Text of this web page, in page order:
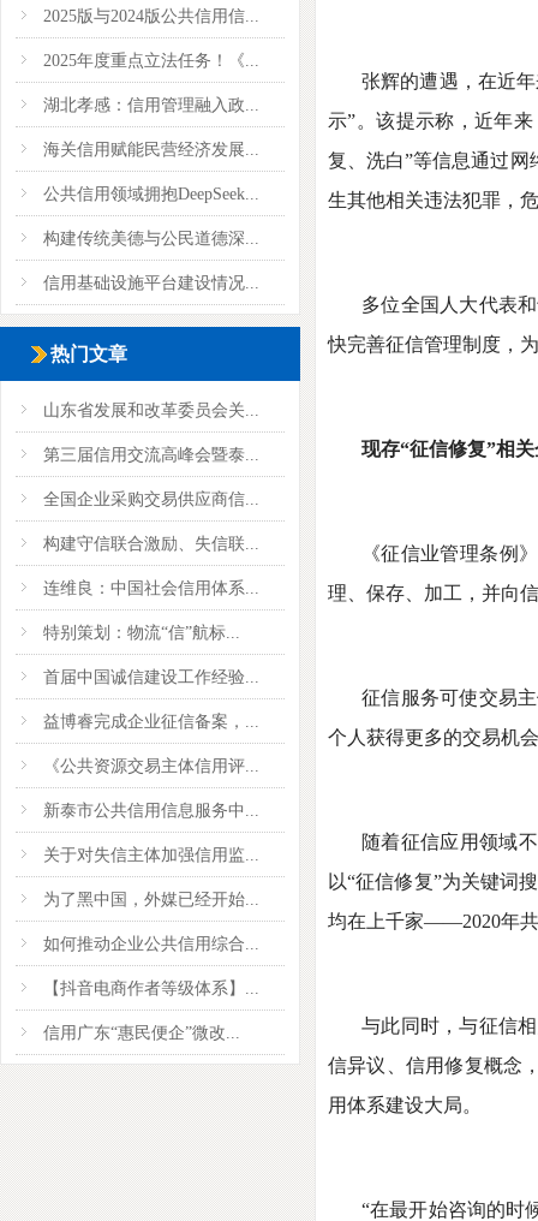
2025版与2024版公共信用信...
2025年度重点立法任务！《...
湖北孝感：信用管理融入政...
海关信用赋能民营经济发展...
公共信用领域拥抱DeepSeek...
构建传统美德与公民道德深...
信用基础设施平台建设情况...
热门文章
山东省发展和改革委员会关...
第三届信用交流高峰会暨泰...
全国企业采购交易供应商信...
构建守信联合激励、失信联...
连维良：中国社会信用体系...
特别策划：物流“信”航标...
首届中国诚信建设工作经验...
益博睿完成企业征信备案，...
《公共资源交易主体信用评...
新泰市公共信用信息服务中...
关于对失信主体加强信用监...
为了黑中国，外媒已经开始...
如何推动企业公共信用综合...
【抖音电商作者等级体系】...
信用广东“惠民便企”微改...
张辉的遭遇，在近
示”。该提示称，近年
复、洗白”等信息通过
生其他相关违法犯罪，
多位全国人大代表
快完善征信管理制度，
现存“征信修复”相
《征信业管理条例
理、保存、加工，并向
征信服务可使交易
个人获得更多的交易机
随着征信应用领域
以“征信修复”为关键词
均在上千家——2020年共
与此同时，与征信
信异议、信用修复概念
用体系建设大局。
“在最开始咨询的时